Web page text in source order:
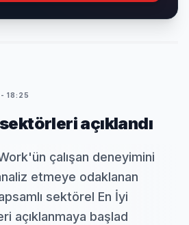
18:25
açıklandı
çalışan deneyimini
etmeye odaklanan
sektörel En İyi
açıklanmaya başlad